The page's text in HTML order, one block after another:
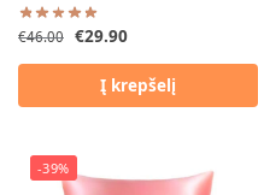
€46.00 €29.90
Į krepšelį
-39%